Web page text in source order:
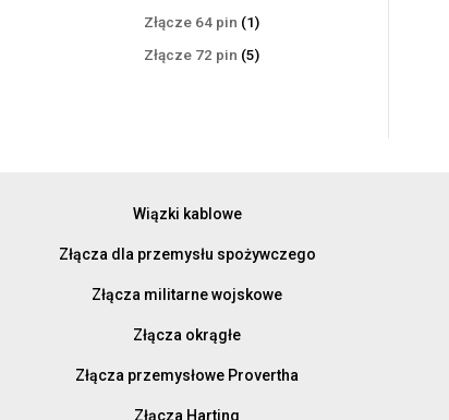
produkty
Złącze 64 pin 11
produkt
Złącze 72 pin 55
Wiązki kablowe
Złącza dla przemysłu spożywczego
Złącza militarne wojskowe
Złącza okrągłe
Złącza przemysłowe Provertha
Złącza Harting